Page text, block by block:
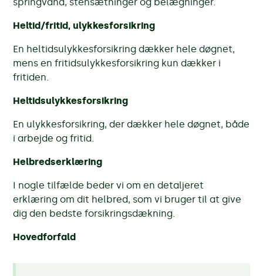
Heltid/fritid, ulykkesforsikring
En heltidsulykkesforsikring dækker hele døgnet,
mens en fritidsulykkesforsikring kun dækker i
fritiden.
Heltidsulykkesforsikring
En ulykkesforsikring, der dækker hele døgnet, både
i arbejde og fritid.
Helbredserklæring
I nogle tilfælde beder vi om en detaljeret
erklæring om dit helbred, som vi bruger til at give
dig den bedste forsikringsdækning.
Hovedforfald